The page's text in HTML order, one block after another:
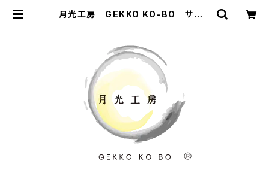
月光工房 GEKKO KO-BO サンド